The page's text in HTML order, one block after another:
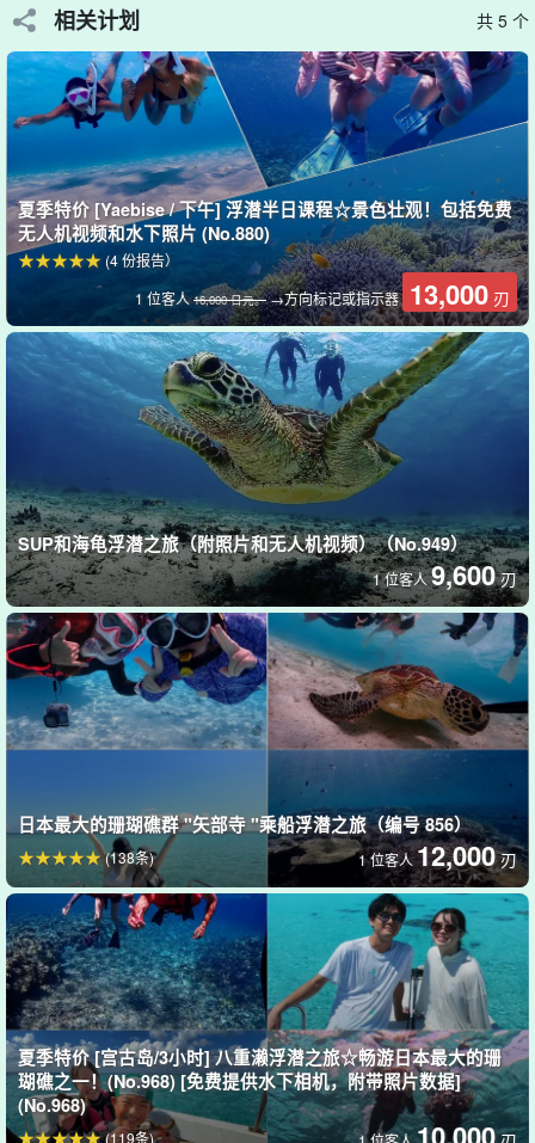
妇女和儿童也可以安全地享受它！
船上还配有厕所。因此，妇女和儿童也可以安全地参与
无论您是初学者、小孩、老人还是游泳健将，我们的导游都会全力
为您提供支持。!!!
相关计划 共 5 个
夏季特价 [Yaebise / 下午] 浮潜半日课程☆景色壮观！包括免费
无人机视频和水下照片 (No.880)
1 位客人16,000 日元。→方向标记或指示器 13,000 刃
(4 份报告）
SUP和海龟浮潜之旅（附照片和无人机视频）（No.949）
1 位客人9,600 刃
日本最大的珊瑚礁群 "矢部寺 "乘船浮潜之旅（编号 856）
1 位客人12,000 刃
(138条)
夏季特价 [宫古岛/3小时] 八重濑浮潜之旅☆畅游日本最大的珊
瑚礁之一！(No.968) [免费提供水下相机，附带照片数据]
(No.968)
(119条)